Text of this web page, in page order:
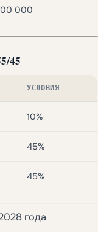
000
45
УСЛОВИЯ
10%
45%
45%
года